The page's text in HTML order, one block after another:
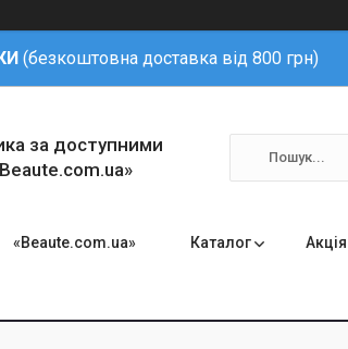
(безкоштовна доставка від 800 грн)
за доступними
«Beaute.com.ua» Каталог Акція